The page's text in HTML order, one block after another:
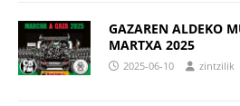
GAZAREN ALDEKO
MARTXA 2025
2025-06-10 zintzilik